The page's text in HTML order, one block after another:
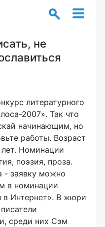
не
литературного
2007». Так что
начинающим, но
работы. Возраст
Номинации
поэзия, проза.
- заявку можно
в номинации
Интернет». В жюри
среди них Сэм